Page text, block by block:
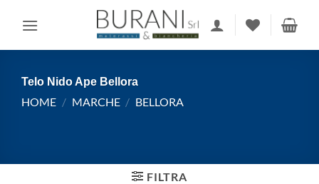
Telo Nido Ape Bellora
HOME / MARCHE / BELLORA
FILTRA